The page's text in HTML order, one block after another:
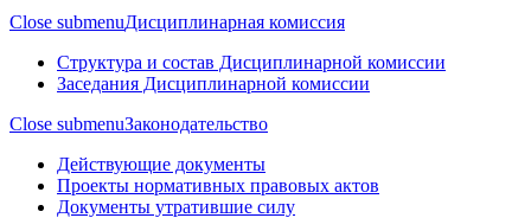
Close submenuДисциплинарная комиссия
Структура и состав Дисциплинарной комиссии
Заседания Дисциплинарной комиссии
Close submenuЗаконодательство
Действующие документы
Проекты нормативных правовых актов
Документы утратившие силу